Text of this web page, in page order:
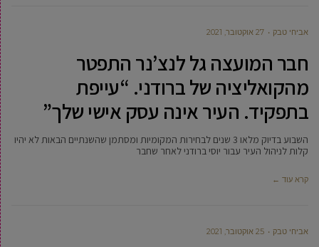
אביחי טבק 27 אוקטובר, 2021
חבר המועצה גל לנצ’נר התפטר
מהקואליציה של ברודני. “עייפת
בתפקיד. העיר אינה עסק אישי שלך”
השבוע בדיוק מלאו 3 שנים לבחירות המקומיות ומסתמן שהשנתיים הבאות לא יהיו
קלות לניהול העיר עבור יוסי ברודני לאחר שחבר
קרא עוד ←
אביחי טבק 25 אוקטובר, 2021